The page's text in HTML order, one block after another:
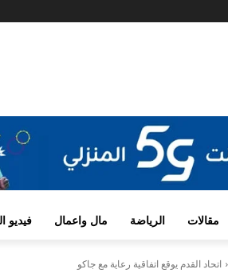
مقالات الرياضة مال واعمال فيديو
اتحاد القدم يوقع اتفاقية رعاية مع جاكو